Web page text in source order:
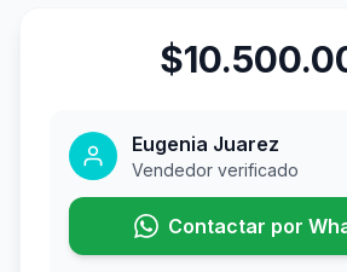
Eugenia Juarez
Vendedor verificado
Contactar por